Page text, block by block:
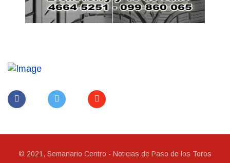
© 2021, Semanario Centro - Noticias de Paso de los Toros